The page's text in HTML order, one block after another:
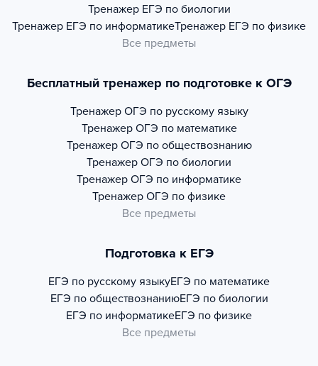
Тренажер ЕГЭ по биологии
Тренажер ЕГЭ по информатикеТренажер ЕГЭ по физике
Все предметы
Бесплатный тренажер по подготовке к ОГЭ
Тренажер ОГЭ по русскому языку
Тренажер ОГЭ по математике
Тренажер ОГЭ по обществознанию
Тренажер ОГЭ по биологии
Тренажер ОГЭ по информатике
Тренажер ОГЭ по физике
Все предметы
Подготовка к ЕГЭ
ЕГЭ по русскому языкуЕГЭ по математике
ЕГЭ по обществознаниюЕГЭ по биологии
ЕГЭ по информатикеЕГЭ по физике
Все предметы